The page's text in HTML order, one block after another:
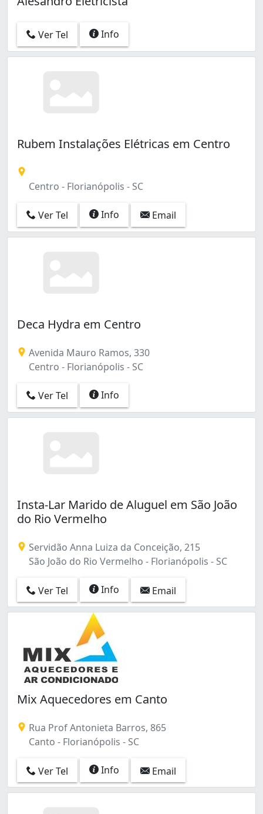
São João do Rio Vermelho (2)
Ver Tel Info
Rubem Instalações Elétricas em Centro
Centro - Florianópolis - SC
Ver Tel Info Email
Deca Hydra em Centro
Avenida Mauro Ramos, 330
Centro - Florianópolis - SC
Ver Tel Info
Insta-Lar Marido de Aluguel em São João
do Rio Vermelho
Servidão Anna Luiza da Conceição, 215
São João do Rio Vermelho - Florianópolis - SC
Ver Tel Info Email
Mix Aquecedores em Canto
Rua Prof Antonieta Barros, 865
Canto - Florianópolis - SC
Ver Tel Info Email